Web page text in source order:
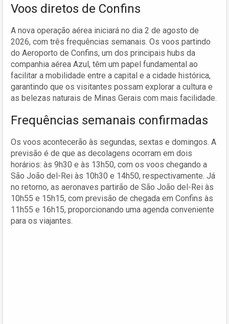
Voos diretos de Confins
A nova operação aérea iniciará no dia 2 de agosto de
2026, com três frequências semanais. Os voos partindo
do Aeroporto de Confins, um dos principais hubs da
companhia aérea Azul, têm um papel fundamental ao
facilitar a mobilidade entre a capital e a cidade histórica,
garantindo que os visitantes possam explorar a cultura e
as belezas naturais de Minas Gerais com mais facilidade.
Frequências semanais confirmadas
Os voos acontecerão às segundas, sextas e domingos. A
previsão é de que as decolagens ocorram em dois
horários: às 9h30 e às 13h50, com os voos chegando a
São João del-Rei às 10h30 e 14h50, respectivamente. Já
no retorno, as aeronaves partirão de São João del-Rei às
10h55 e 15h15, com previsão de chegada em Confins às
11h55 e 16h15, proporcionando uma agenda conveniente
para os viajantes.